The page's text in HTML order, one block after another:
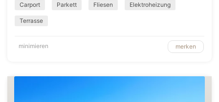
Carport Parkett Fliesen Elektroheizung
Terrasse
minimieren merken